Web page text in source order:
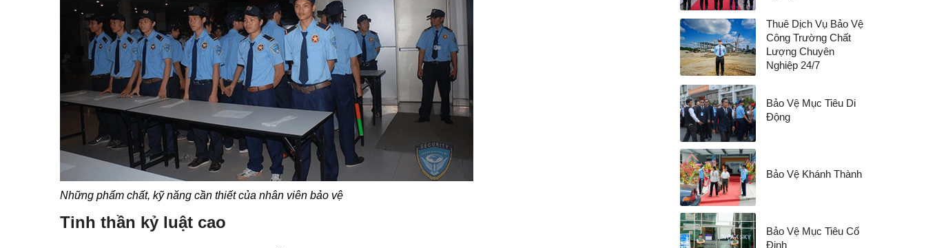
Những phẩm chất, kỹ năng cần thiết của nhân viên bảo vệ
Tinh thần kỷ luật cao
Thuê Dịch Vụ Bảo Vệ
Công Trường Chất
Lượng Chuyên
Nghiệp 24/7
Bảo Vệ Mục Tiêu Di
Động
Bảo Vệ Khánh Thành
Bảo Vệ Mục Tiêu Cố
Định